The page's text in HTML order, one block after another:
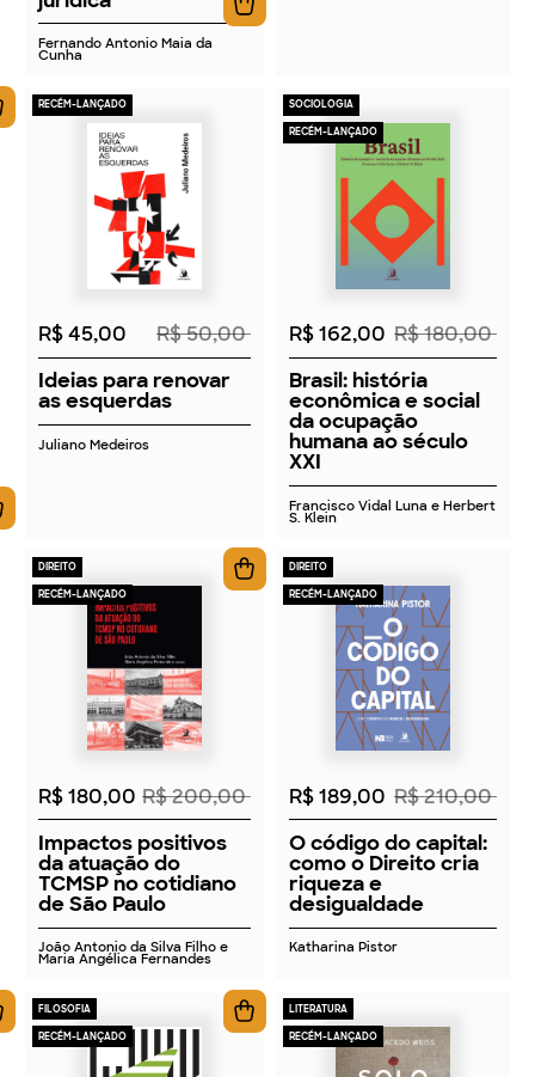
Fernando Antonio Maia da
Cunha
RECÉM-LANÇADO
2026
R$ 45,00
R$ 50,00
Ideias para renovar
as esquerdas
Juliano Medeiros
SOCIOLOGIA
RECÉM-LANÇADO
2026
R$ 162,00 R$ 180,00
Brasil: história
econômica e social
da ocupação
humana ao século
XXI
Francisco Vidal Luna e Herbert
S. Klein
DIREITO
RECÉM-LANÇADO
2026
R$ 180,00 R$ 200,00
Impactos positivos
da atuação do
TCMSP no cotidiano
de São Paulo
João Antonio da Silva Filho e
Maria Angélica Fernandes
DIREITO
RECÉM-LANÇADO
2026
R$ 189,00 R$ 210,00
O código do capital:
como o Direito cria
riqueza e
desigualdade
Katharina Pistor
FILOSOFIA
RECÉM-LANÇADO
LITERATURA
RECÉM-LANÇADO